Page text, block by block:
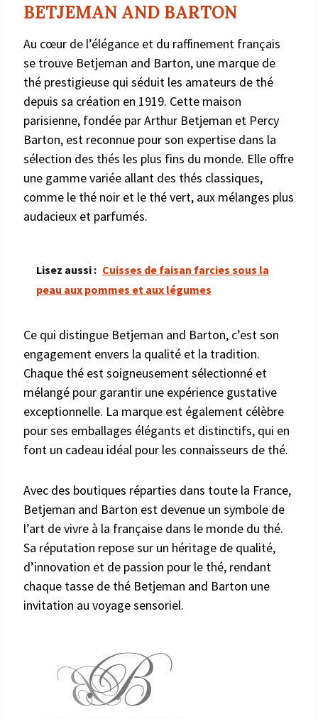
BETJEMAN AND BARTON
Au cœur de l’élégance et du raffinement français
se trouve Betjeman and Barton, une marque de
thé prestigieuse qui séduit les amateurs de thé
depuis sa création en 1919. Cette maison
parisienne, fondée par Arthur Betjeman et Percy
Barton, est reconnue pour son expertise dans la
sélection des thés les plus fins du monde. Elle offre
une gamme variée allant des thés classiques,
comme le thé noir et le thé vert, aux mélanges plus
audacieux et parfumés.
Lisez aussi : Cuisses de faisan farcies sous la
peau aux pommes et aux légumes
Ce qui distingue Betjeman and Barton, c’est son
engagement envers la qualité et la tradition.
Chaque thé est soigneusement sélectionné et
mélangé pour garantir une expérience gustative
exceptionnelle. La marque est également célèbre
pour ses emballages élégants et distinctifs, qui en
font un cadeau idéal pour les connaisseurs de thé.
Avec des boutiques réparties dans toute la France,
Betjeman and Barton est devenue un symbole de
l’art de vivre à la française dans le monde du thé.
Sa réputation repose sur un héritage de qualité,
d’innovation et de passion pour le thé, rendant
chaque tasse de thé Betjeman and Barton une
invitation au voyage sensoriel.